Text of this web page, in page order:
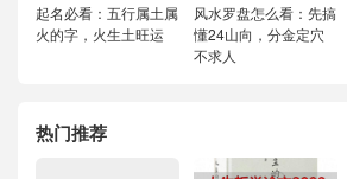
起名必看：五行属土属
火的字，火生土旺运
风水罗盘怎么看：先搞
懂24山向，分金定穴
不求人
热门推荐